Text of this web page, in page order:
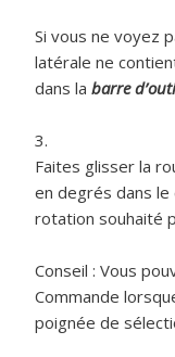
Si vous ne voyez
latérale ne
dans la barre
Faites glisser la
en degrés dans le
rotation souhaité
Conseil : Vous
Commande
poignée de